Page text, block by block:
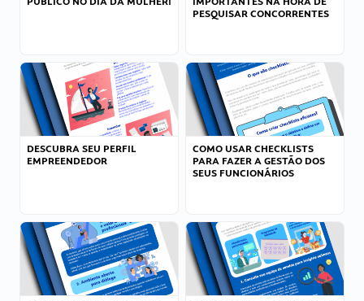
PESQUISAR CONCORRENTES
DESCUBRA SEU PERFIL
EMPREENDEDOR
COMO USAR CHECKLISTS
PARA FAZER A GESTÃO DOS
SEUS FUNCIONÁRIOS